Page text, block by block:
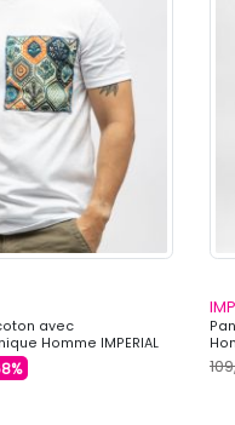
avec
Homme IMPERIAL